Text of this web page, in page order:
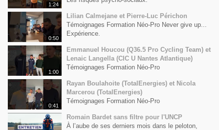
1:24
0:50
Lilian Calmejane et Pierre-Luc Périchon
Témoignages Formation Néo-Pro Never give up...
Expérience.
1:00
Emmanuel Houcou (Q36.5 Pro Cycling Team) et
Lenaic Langella (CIC U Nantes Atlantique)
Témoignages Formation Néo-Pro
0:41
Rayan Boulahoite (TotalEnergies) et Nicola
Marcerou (TotalEnergies)
Témoignages Formation Néo-Pro
Romain Bardet sans filtre pour l'UNCP
À l’aube de ses derniers mois dans le peloton,